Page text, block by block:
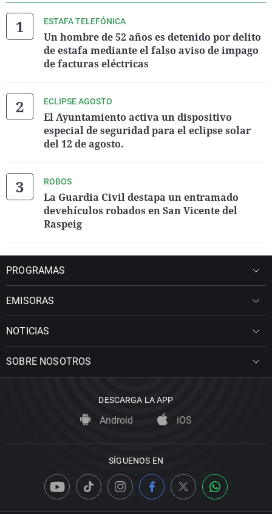
ESTAFA TELEFÓNICA
Un hombre de 52 años es detenido por delito
de estafa mediante el falso aviso de impago
de facturas eléctricas
ECLIPSE AGOSTO
El Ayuntamiento activa un dispositivo
especial de seguridad para el eclipse solar
del 12 de agosto.
ROBOS
La Guardia Civil destapa un entramado
devehículos robados en San Vicente del
Raspeig
PROGRAMAS
EMISORAS
NOTICIAS
SOBRE NOSOTROS
DESCARGA LA APP
Android iOS
SÍGUENOS EN